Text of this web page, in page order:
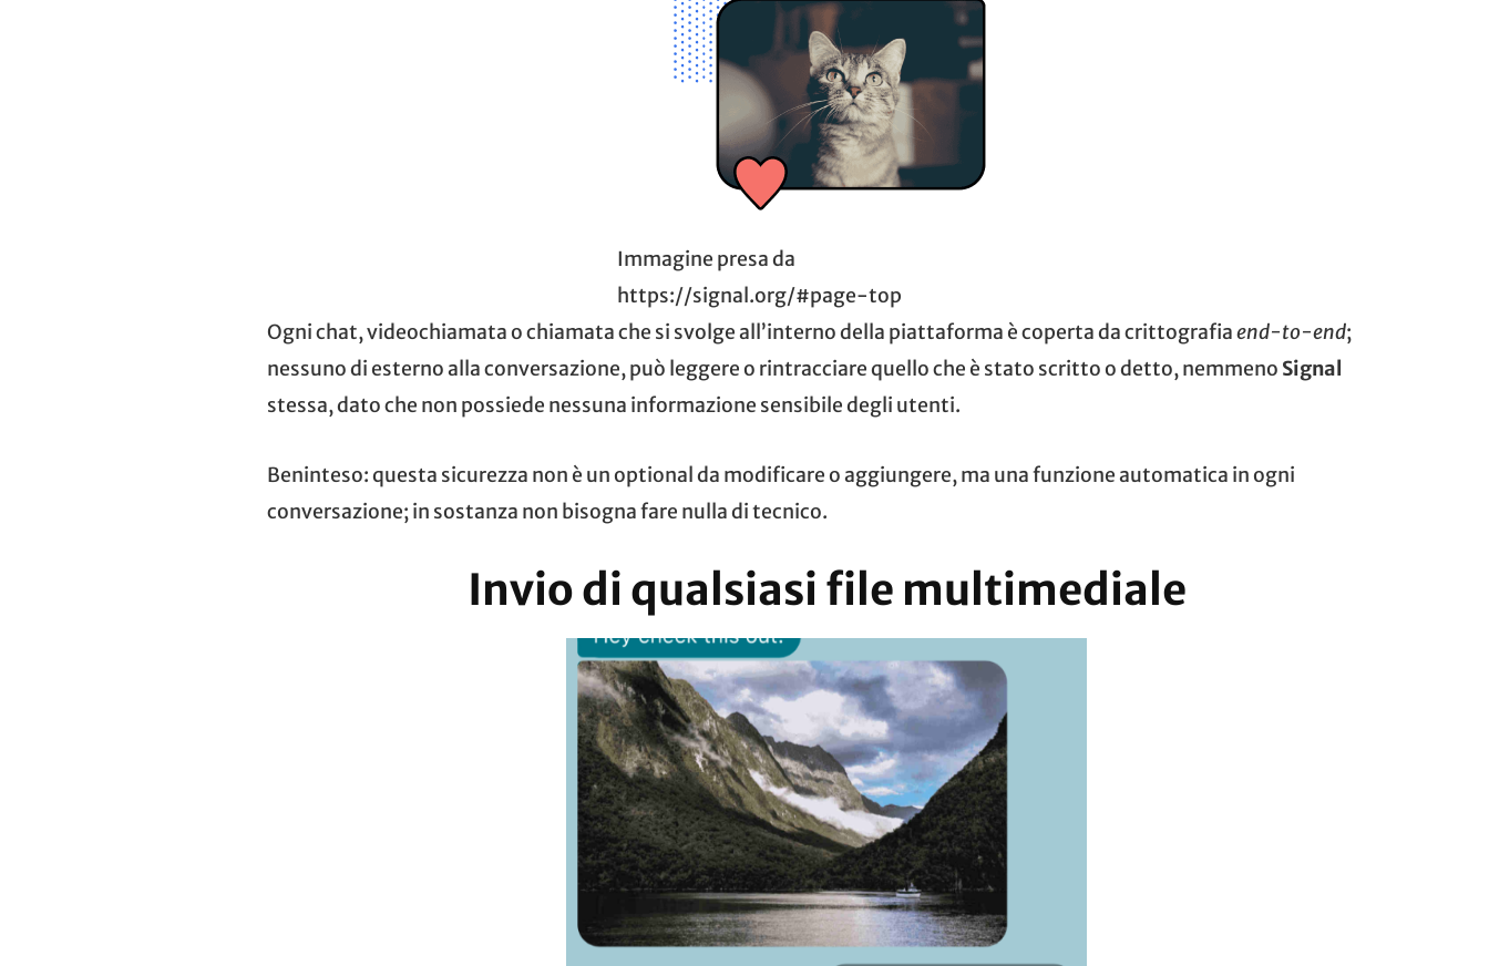
Immagine presa da
https://signal.org/#page-top
Ogni chat, videochiamata o chiamata che si svolge all’interno della piattaforma è coperta da crittografiaend-to-end;
nessuno di esterno alla conversazione, può leggere o rintracciare quello che è stato scritto o detto, nemmeno Signal
stessa, dato che non possiede nessuna informazione sensibile degli utenti.
Beninteso: questa sicurezza non è un optional da modificare o aggiungere, ma una funzione automatica in ogni
conversazione; in sostanza non bisogna fare nulla di tecnico.
Invio di qualsiasi file multimediale